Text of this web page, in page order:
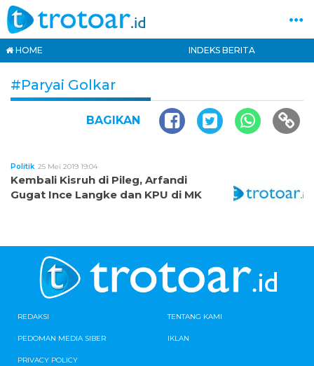
HOME INDEKS BERITA
#Paryai Golkar
BAGIKAN
Politik 25 Mei 2019 19:04
Kembali Kisruh di Pileg, Arfandi
Gugat Ince Langke dan KPU di MK
REDAKSI TENTANG KAMI
PEDOMAN MEDIA SIBER IKLAN
PRIVACY POLICY